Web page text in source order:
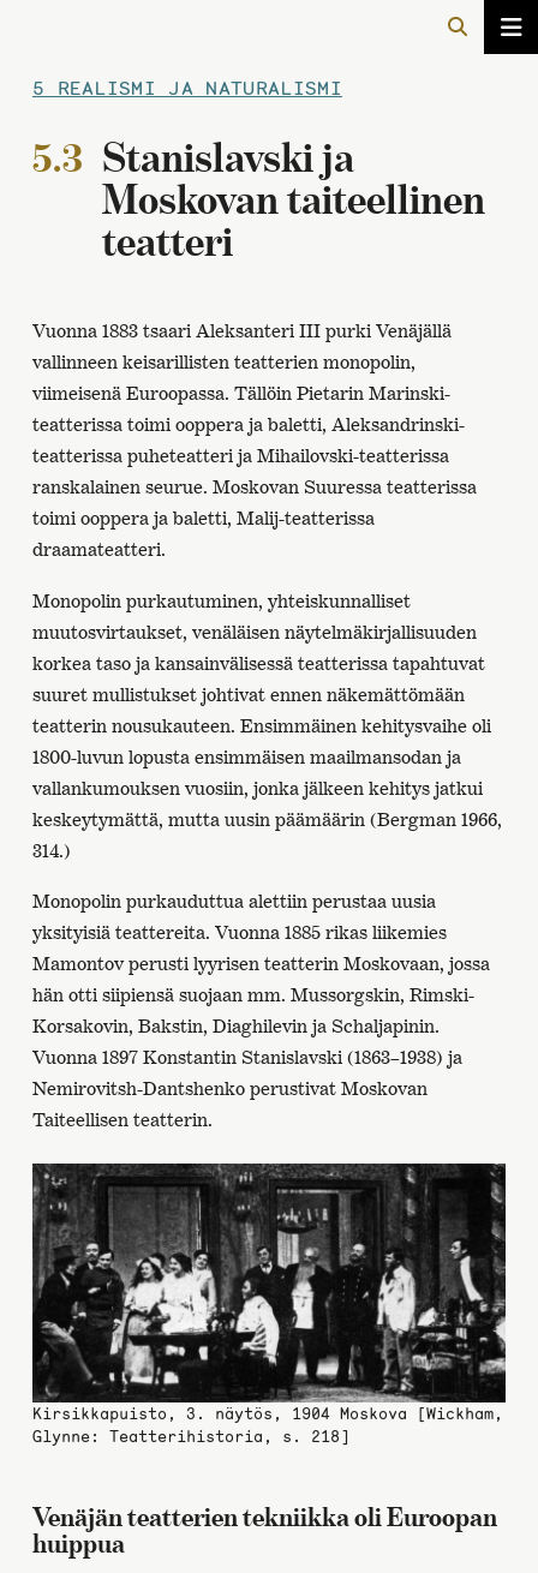
5 REALISMI JA NATURALISMI
5.3 Stanislavski ja
Moskovan taiteellinen
teatteri
Vuonna 1883 tsaari Aleksanteri III purki Venäjällä
vallinneen keisarillisten teatterien monopolin,
viimeisenä Euroopassa. Tällöin Pietarin Marinski-
teatterissa toimi ooppera ja baletti, Aleksandrinski-
teatterissa puheteatteri ja Mihailovski-teatterissa
ranskalainen seurue. Moskovan Suuressa teatterissa
toimi ooppera ja baletti, Malij-teatterissa
draamateatteri.
Monopolin purkautuminen, yhteiskunnalliset
muutosvirtaukset, venäläisen näytelmäkirjallisuuden
korkea taso ja kansainvälisessä teatterissa tapahtuvat
suuret mullistukset johtivat ennen näkemättömään
teatterin nousukauteen. Ensimmäinen kehitysvaihe oli
1800-luvun lopusta ensimmäisen maailmansodan ja
vallankumouksen vuosiin, jonka jälkeen kehitys jatkui
keskeytymättä, mutta uusin päämäärin (Bergman 1966,
314.)
Monopolin purkauduttua alettiin perustaa uusia
yksityisiä teattereita. Vuonna 1885 rikas liikemies
Mamontov perusti lyyrisen teatterin Moskovaan, jossa
hän otti siipiensä suojaan mm. Mussorgskin, Rimski-
Korsakovin, Bakstin, Diaghilevin ja Schaljapinin.
Vuonna 1897 Konstantin Stanislavski (1863–1938) ja
Nemirovitsh-Dantshenko perustivat Moskovan
Taiteellisen teatterin.
Kirsikkapuisto, 3. näytös, 1904 Moskova [Wickham,
Glynne: Teatterihistoria, s. 218]
Venäjän teatterien tekniikka oli Euroopan
huippua